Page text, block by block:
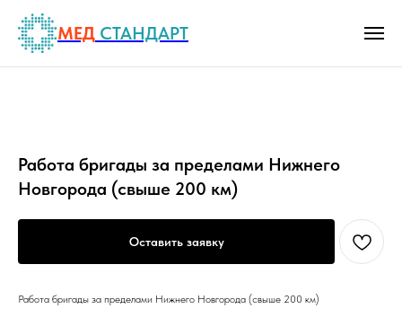
МЕД СТАНДАРТ
Работа бригады за пределами Нижнего
Новгорода (свыше 200 км)
Оставить заявку
Работа бригады за пределами Нижнего Новгорода (свыше 200 км)